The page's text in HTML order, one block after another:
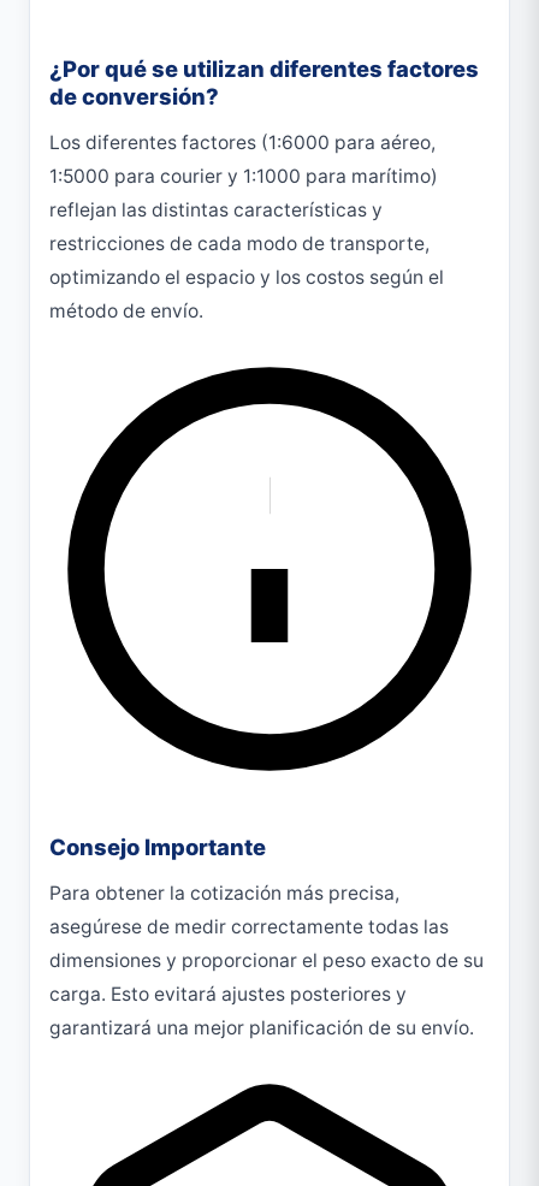
¿Por qué se utilizan diferentes factores
de conversión?
Los diferentes factores (1:6000 para aéreo,
1:5000 para courier y 1:1000 para marítimo)
reflejan las distintas características y
restricciones de cada modo de transporte,
optimizando el espacio y los costos según el
método de envío.
Consejo Importante
Para obtener la cotización más precisa,
asegúrese de medir correctamente todas las
dimensiones y proporcionar el peso exacto de su
carga. Esto evitará ajustes posteriores y
garantizará una mejor planificación de su envío.